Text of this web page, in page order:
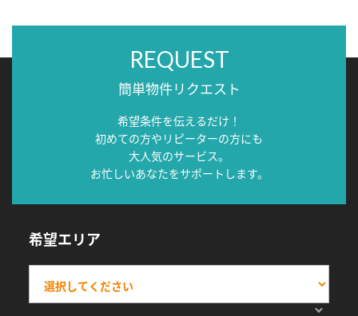
REQUEST
簡単物件リクエスト
希望条件を伝えるだけ！
初めての方やリピーターの方にも
大人気のサービス。
お忙しいあなたをサポートします。
希望エリア